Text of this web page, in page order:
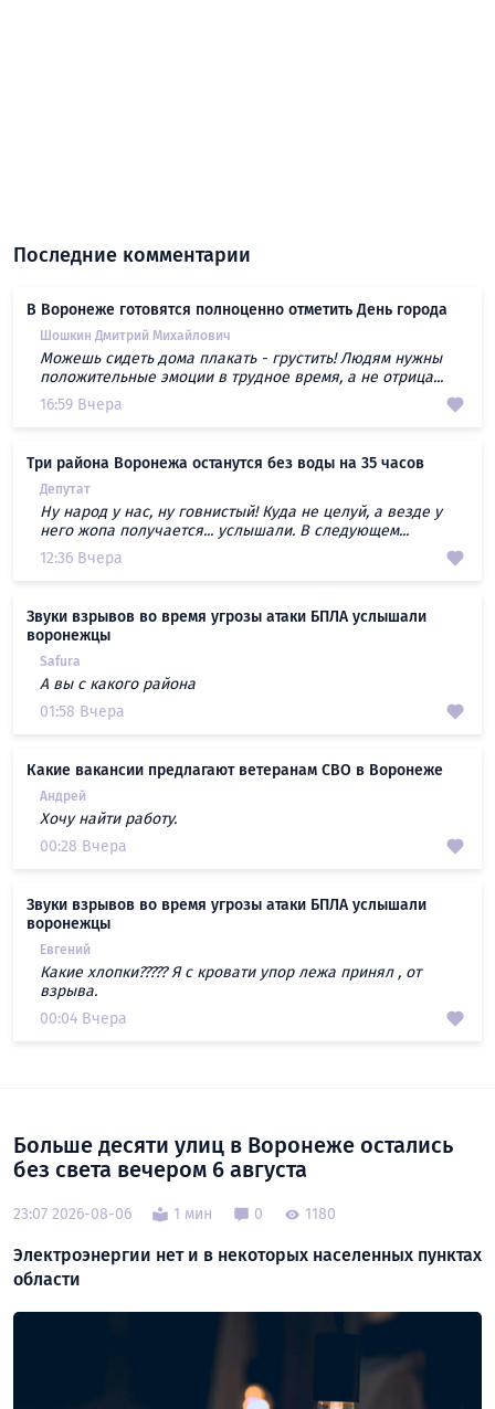
Последние комментарии
В Воронеже готовятся полноценно отметить День города
Шошкин Дмитрий Михайлович
Можешь сидеть дома плакать - грустить! Людям нужны
положительные эмоции в трудное время, а не отрица...
16:59 Вчера
Три района Воронежа останутся без воды на 35 часов
Депутат
Ну народ у нас, ну говнистый! Куда не целуй, а везде у
него жопа получается... услышали. В следующем...
12:36 Вчера
Звуки взрывов во время угрозы атаки БПЛА услышали
воронежцы
Safura
А вы с какого района
01:58 Вчера
Какие вакансии предлагают ветеранам СВО в Воронеже
Андрей
Хочу найти работу.
00:28 Вчера
Звуки взрывов во время угрозы атаки БПЛА услышали
воронежцы
Евгений
Какие хлопки????? Я с кровати упор лежа принял , от
взрыва.
00:04 Вчера
Больше десяти улиц в Воронеже остались
без света вечером 6 августа
23:07 2026-08-06 1 мин 0 1180
Электроэнергии нет и в некоторых населенных пунктах
области